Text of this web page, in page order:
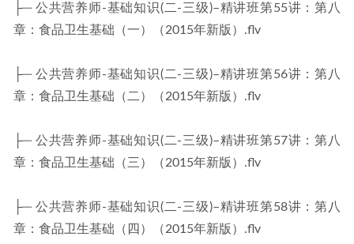
├─ 公共营养师-基础知识(二-三级)–精讲班第55讲：第八
章：食品卫生基础（一）（2015年新版）.flv
├─ 公共营养师-基础知识(二-三级)–精讲班第56讲：第八
章：食品卫生基础（二）（2015年新版）.flv
├─ 公共营养师-基础知识(二-三级)–精讲班第57讲：第八
章：食品卫生基础（三）（2015年新版）.flv
├─ 公共营养师-基础知识(二-三级)–精讲班第58讲：第八
章：食品卫生基础（四）（2015年新版）.flv